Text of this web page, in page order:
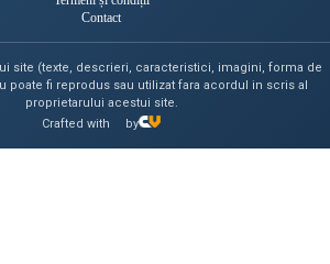
Contact
site (texte, descrieri, caracteristici, imagini, forma de
poate fi reprodus sau utilizat fara acordul in scris al
proprietarului acestui site.
Crafted with
by